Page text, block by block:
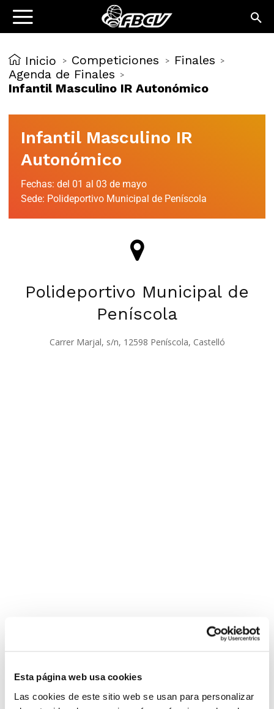
Esta página web usa cookies
Las cookies de este sitio web se usan para personalizar
Inicio > Competiciones > Finales >
Agenda de Finales >
Infantil Masculino IR Autonómico
Infantil Masculino IR
Autonómico
Fechas: del 01 al 03 de mayo
Sede: Polideportivo Municipal de Peníscola
Polideportivo Municipal de
Peníscola
Carrer Marjal, s/n, 12598 Peníscola, Castelló
Peñiscola Sede FBCV 25-26